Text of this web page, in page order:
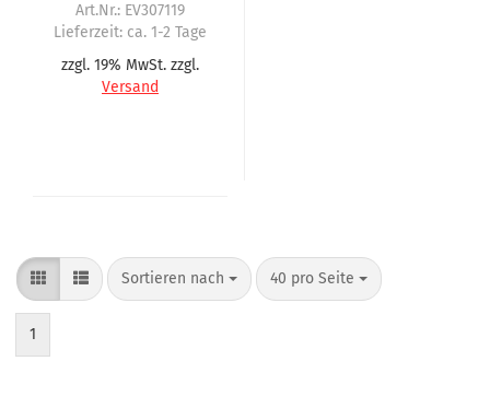
Art.Nr.: EV307119
Lieferzeit: ca. 1-2 Tage
zzgl. 19% MwSt. zzgl.
Versand
Sortieren nach 40 pro Seite
1